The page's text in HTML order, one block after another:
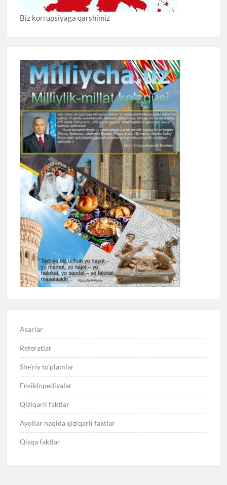
Biz korrupsiyaga qarshimiz
Asarlar
Referatlar
She’riy to’plamlar
Ensiklopediyalar
Qiziqarli faktlar
Ayollar haqida qiziqarli faktlar
Qisqa faktlar